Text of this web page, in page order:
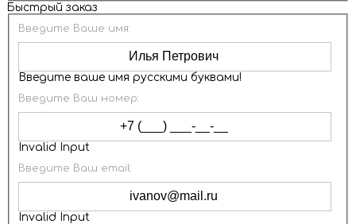
Быстрый заказ
Введите Ваше имя:
Введите ваше имя русскими буквами!
Введите Ваш номер:
Invalid Input
Введите Ваш email:
Invalid Input